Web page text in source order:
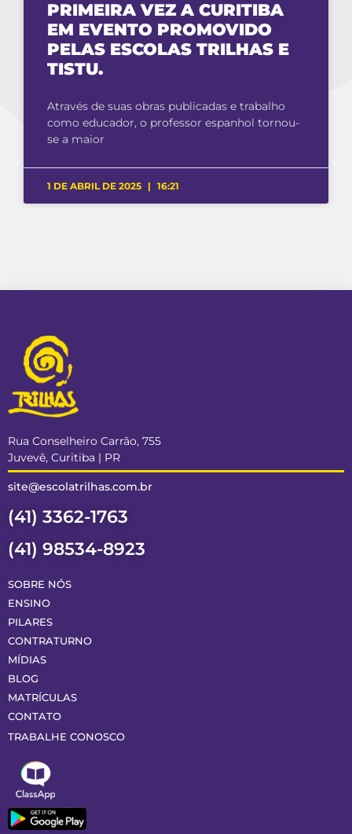
PRIMEIRA VEZ A CURITIBA
EM EVENTO PROMOVIDO
PELAS ESCOLAS TRILHAS E
TISTU.
Através de suas obras publicadas e trabalho
como educador, o professor espanhol tornou-
se a maior
1 DE ABRIL DE 2025 16:21
Rua Conselheiro Carrão, 755
Juvevê, Curitiba | PR
site@escolatrilhas.com.br
(41) 3362-1763
(41) 98534-8923
SOBRE NÓS
ENSINO
PILARES
CONTRATURNO
MÍDIAS
BLOG
MATRÍCULAS
CONTATO
TRABALHE CONOSCO